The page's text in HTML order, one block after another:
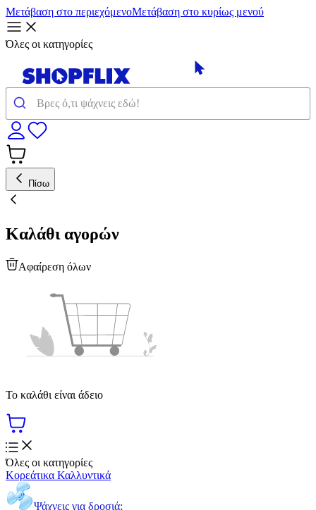
Μετάβαση στο περιεχόμενοΜετάβαση στο κυρίως μενού
Όλες οι κατηγορίες
Πίσω
Καλάθι αγορών
Αφαίρεση όλων
Το καλάθι είναι άδειο
Όλες οι κατηγορίες
Κορεάτικα Καλλυντικά
Ψάχνεις για δροσιά;